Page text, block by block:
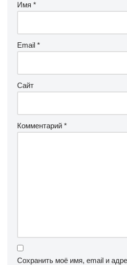
Имя *
Email *
Сайт
Комментарий *
Сохранить моё имя, email и